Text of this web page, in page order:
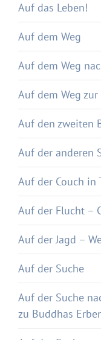
Auf das Leben!
Auf dem Weg
Auf dem Weg
Auf dem Weg
Auf den zweiten
Auf der anderen
Auf der Couch in
Auf der Flucht –
Auf der Jagd –
Auf der Suche
Auf der Suche
zu Buddhas